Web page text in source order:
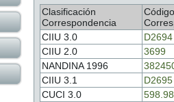
Clasificación
Correspondencia
Código
CIIU 3.0
D2694
CIIU 2.0
3699
NANDINA 1996
CIIU 3.1
D2695
CUCI 3.0
598.98